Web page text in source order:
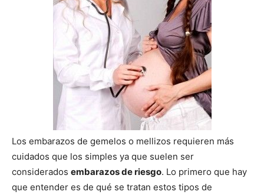
Los embarazos de gemelos o mellizos requieren más
cuidados que los simples ya que suelen ser
considerados embarazos de riesgo. Lo primero que hay
que entender es de qué se tratan estos tipos de